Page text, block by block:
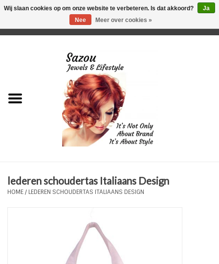
Just for Him
Plus Size Sieraden
lederen schoudertas Italiaans Design
HOME/ LEDEREN SCHOUDERTAS ITALIAANS DESIGN
Wij slaan cookies op om onze website te verbeteren. Is dat akkoord?
Ja
Nee
Meer over cookies »